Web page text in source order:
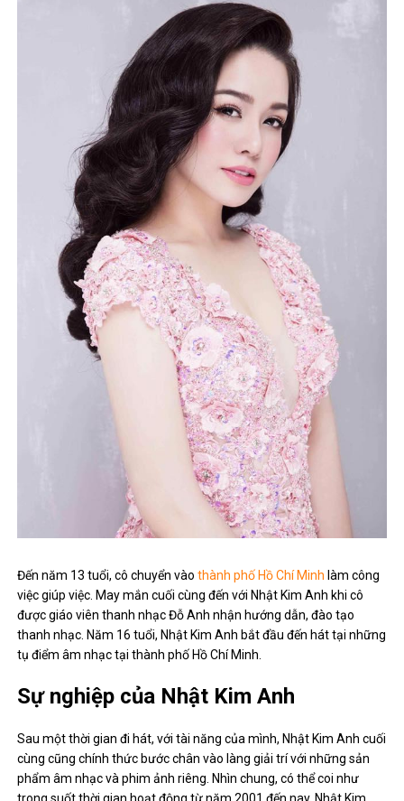
Đến năm 13 tuổi, cô chuyển vàothành phố Hồ Chí Minh làm công
việc giúp việc. May mắn cuối cùng đến với Nhật Kim Anh khi cô
được giáo viên thanh nhạc Đỗ Anh nhận hướng dẫn, đào tạo
thanh nhạc. Năm 16 tuổi, Nhật Kim Anh bắt đầu đến hát tại những
tụ điểm âm nhạc tại thành phố Hồ Chí Minh.
Sự nghiệp của Nhật Kim Anh
Sau một thời gian đi hát, với tài năng của mình, Nhật Kim Anh cuối
cùng cũng chính thức bước chân vào làng giải trí với những sản
phẩm âm nhạc và phim ảnh riêng. Nhìn chung, có thể coi như
trong suốt thời gian hoạt động từ năm 2001 đến nay, Nhật Kim